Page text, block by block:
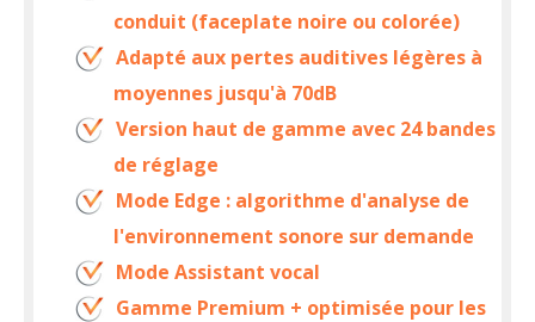
conduit (faceplate noire ou colorée)
Adapté aux pertes auditives légères à
moyennes jusqu'à 70dB
Version haut de gamme avec 24 bandes
de réglage
Mode Edge : algorithme d'analyse de
l'environnement sonore sur demande
Mode Assistant vocal
Gamme Premium + optimisée pour les